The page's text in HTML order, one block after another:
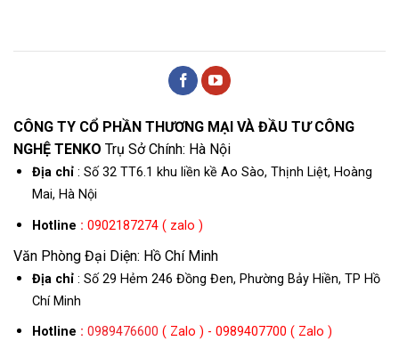
CÔNG TY CỔ PHẦN THƯƠNG MẠI VÀ ĐẦU TƯ CÔNG
NGHỆ TENKO Trụ Sở Chính: Hà Nội
Địa chỉ: Số 32 TT6.1 khu liền kề Ao Sào, Thịnh Liệt, Hoàng
Mai, Hà Nội
Hotline : 0902187274 ( zalo )
Văn Phòng Đại Diện: Hồ Chí Minh
Địa chỉ: Số 29 Hẻm 246 Đồng Đen, Phường Bảy Hiền, TP Hồ
Chí Minh
Hotline : 0989476600 ( Zalo ) - 0989407700 ( Zalo )